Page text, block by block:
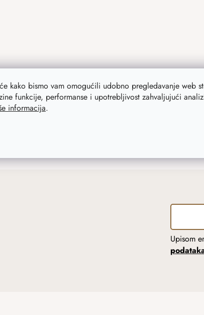
kako bismo vam omogućili udobno pregledavanje web
funkcije, performanse i upotrebljivost zahvaljujući
informacija.
Upisom